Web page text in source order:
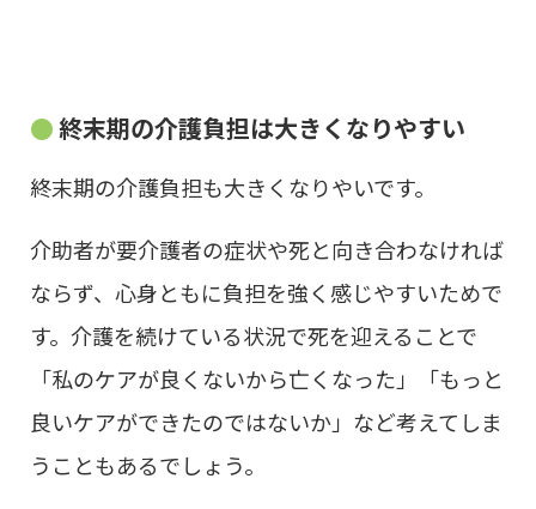
終末期の介護負担は大きくなりやすい
終末期の介護負担も大きくなりやいです。
介助者が要介護者の症状や死と向き合わなければ
ならず、心身ともに負担を強く感じやすいためで
す。介護を続けている状況で死を迎えることで
「私のケアが良くないから亡くなった」「もっと
良いケアができたのではないか」など考えてしま
うこともあるでしょう。